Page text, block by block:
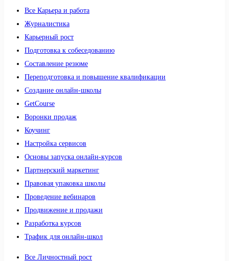
Все Карьера и работа
Журналистика
Карьерный рост
Подготовка к собеседованию
Составление резюме
Переподготовка и повышение квалификации
Создание онлайн-школы
GetCourse
Воронки продаж
Коучинг
Настройка сервисов
Основы запуска онлайн-курсов
Партнерский маркетинг
Правовая упаковка школы
Проведение вебинаров
Продвижение и продажи
Разработка курсов
Трафик для онлайн-школ
Все Личностный рост